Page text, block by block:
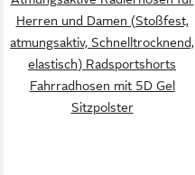
Herren und Damen (Stoßfest,
atmungsaktiv, Schnelltrocknend,
elastisch) Radsportshorts
Fahrradhosen mit 5D Gel
Sitzpolster